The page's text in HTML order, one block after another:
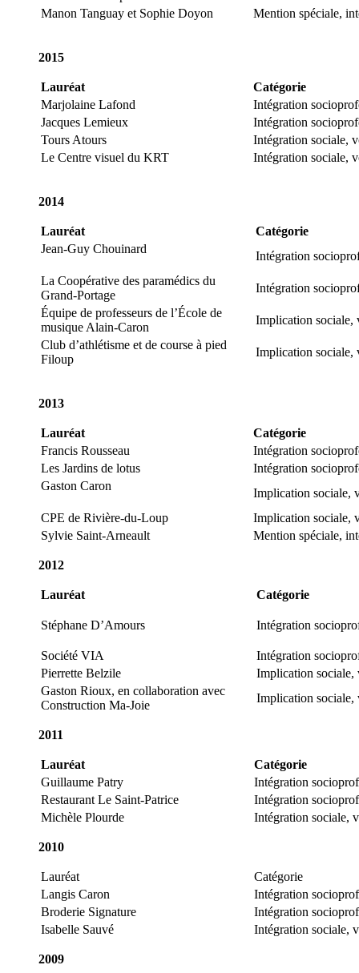
Manon Tanguay et Sophie Doyon
Mention spéciale,
2015
Lauréat
Catégorie
Marjolaine Lafond
Intégration
Jacques Lemieux
Intégration
Tours Atours
Intégration sociale,
Le Centre visuel du KRT
Intégration sociale,
2014
Lauréat
Catégorie
Jean-Guy Chouinard
Intégration
La Coopérative des paramédics du
Grand-Portage
Intégration
Équipe de professeurs de l’École de
musique Alain-Caron
Implication sociale,
Club d’athlétisme et de course à pied
Filoup
Implication sociale,
2013
Lauréat
Catégorie
Francis Rousseau
Intégration
Les Jardins de lotus
Intégration
Gaston Caron
Implication sociale,
CPE de Rivière-du-Loup
Implication sociale,
Sylvie Saint-Arneault
Mention spéciale,
2012
Lauréat Catégorie
Stéphane D’Amours Intégration
Société VIA
Intégration
Pierrette Belzile
Implication sociale,
Gaston Rioux, en collaboration avec
Construction Ma-Joie
Implication sociale,
2011
Lauréat
Catégorie
Guillaume Patry
Intégration
Restaurant Le Saint-Patrice
Intégration
Michèle Plourde
Intégration sociale,
2010
Lauréat
Catégorie
Langis Caron
Intégration
Broderie Signature
Intégration
Isabelle Sauvé
Intégration sociale,
2009